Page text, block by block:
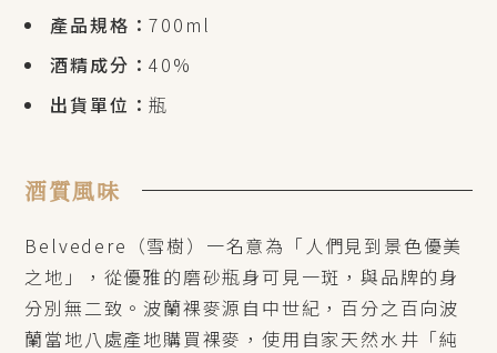
產品規格：700ml
酒精成分：40%
出貨單位：瓶
酒質風味
Belvedere（雪樹）一名意為「人們見到景色優美
之地」，從優雅的磨砂瓶身可見一斑，與品牌的身
分別無二致。波蘭裸麥源自中世紀，百分之百向波
蘭當地八處產地購買裸麥，使用自家天然水井「純